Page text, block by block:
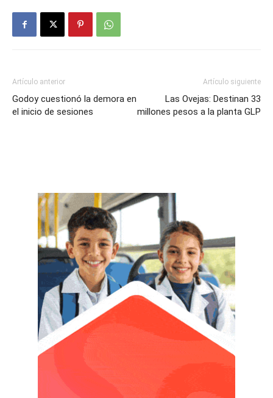
Artículo anterior
Godoy cuestionó la demora en
el inicio de sesiones
Artículo siguiente
Las Ovejas: Destinan 33
millones pesos a la planta GLP